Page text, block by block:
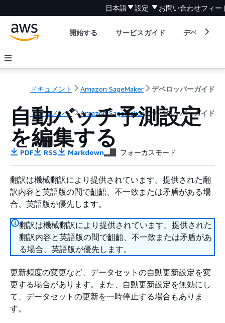
日本語 設定 お問い合わせフィー
開始する サービスガイド デベロッパ
ドキュメント Amazon SageMaker デベロッパーガイド
ドキュメント Amazon SageMaker デベロッパーガイド
自動バッチ予測設定
を編集する
PDF RSS Markdown フォーカスモード
翻訳は機械翻訳により提供されています。提供された翻
訳内容と英語版の間で齟齬、不一致または矛盾がある場
合、英語版が優先します。
翻訳は機械翻訳により提供されています。提供された
翻訳内容と英語版の間で齟齬、不一致または矛盾があ
る場合、英語版が優先します。
更新頻度の変更など、データセットの自動更新設定を変
更する場合があります。また、自動更新設定を無効にし
て、データセットの更新を一時停止する場合もありま
す。